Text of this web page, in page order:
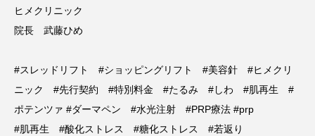
ヒメクリニック
院長 武藤ひめ
#スレッドリフト #ショッピングリフト #美容針 #ヒメクリ
ニック #先行契約 #特別料金 #たるみ #しわ #肌再生 #
ポテンツァ #ダーマペン #水光注射 #PRP療法 #prp
#肌再生 #酸化ストレス #糖化ストレス #若返り